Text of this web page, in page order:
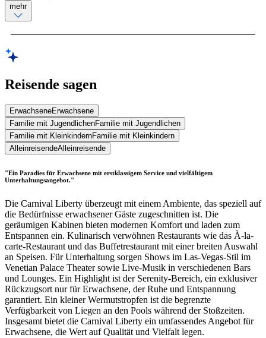
mehr
Reisende sagen
ErwachseneErwachsene
Familie mit JugendlichenFamilie mit Jugendlichen
Familie mit KleinkindernFamilie mit Kleinkindern
AlleinreisendeAlleinreisende
"Ein Paradies für Erwachsene mit erstklassigem Service und vielfältigem
Unterhaltungsangebot."
Die Carnival Liberty überzeugt mit einem Ambiente, das speziell auf
die Bedürfnisse erwachsener Gäste zugeschnitten ist. Die
geräumigen Kabinen bieten modernen Komfort und laden zum
Entspannen ein. Kulinarisch verwöhnen Restaurants wie das À-la-
carte-Restaurant und das Buffetrestaurant mit einer breiten Auswahl
an Speisen. Für Unterhaltung sorgen Shows im Las-Vegas-Stil im
Venetian Palace Theater sowie Live-Musik in verschiedenen Bars
und Lounges. Ein Highlight ist der Serenity-Bereich, ein exklusiver
Rückzugsort nur für Erwachsene, der Ruhe und Entspannung
garantiert. Ein kleiner Wermutstropfen ist die begrenzte
Verfügbarkeit von Liegen an den Pools während der Stoßzeiten.
Insgesamt bietet die Carnival Liberty ein umfassendes Angebot für
Erwachsene, die Wert auf Qualität und Vielfalt legen.